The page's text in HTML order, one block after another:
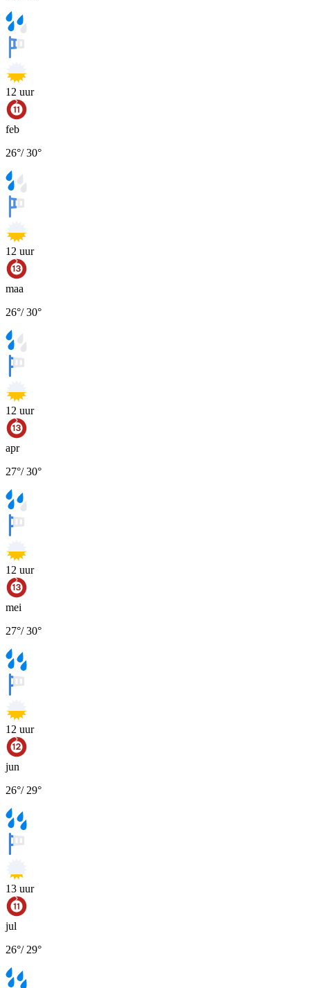
12 uur
feb
26°/30°
12 uur
maa
26°/30°
12 uur
apr
27°/30°
12 uur
mei
27°/30°
12 uur
jun
26°/ 29°
13 uur
jul
26°/ 29°